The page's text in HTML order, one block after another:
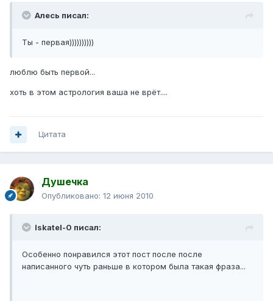
Алесь писал:
Ты - первая))))))))))
люблю быть первой...
хоть в этом астрология ваша не врёт....
Цитата
Душечка
Опубликовано: 12 июня 2010
Iskatel-0 писал:
Особенно понравился этот пост после после
написанного чуть раньше в котором была такая фраза...